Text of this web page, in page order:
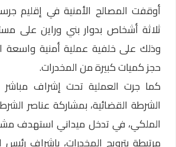
أوقفت المصالح الأمنية في إقليم
ثلاثة أشخاص بدوار بني وراين على
وذلك على خلفية عملية أمنية
حجز كميات كبيرة من المخدرات.
كما جرت العملية تحت إشراف
الشرطة القضائية، بمشاركة عناصر
الملكي، في تدخل ميداني استهدف
مرتبطة بترويج المخدرات، بإشراف رئيس